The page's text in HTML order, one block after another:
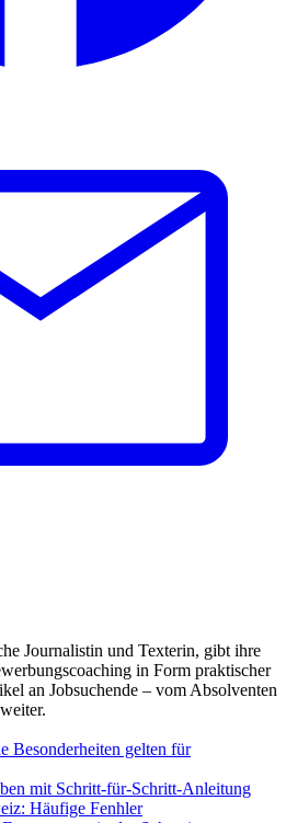
Journalistin und Texterin, gibt ihre
in Form praktischer
an Jobsuchende – vom Absolventen
Besonderheiten gelten für
mit Schritt-für-Schritt-Anleitung
Häufige Fenhler